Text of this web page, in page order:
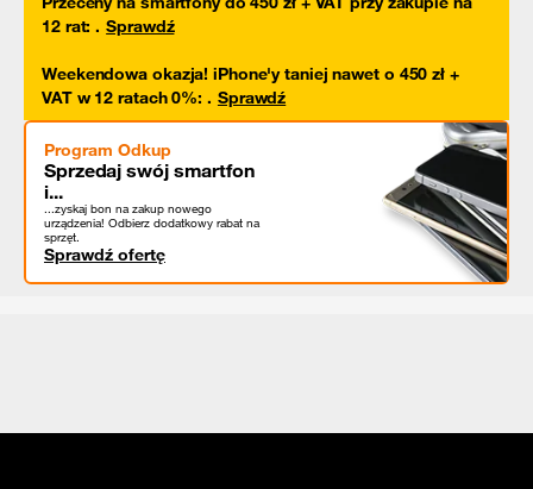
12 rat: . Sprawdź
Weekendowa okazja! iPhone'y taniej nawet o 450 zł +
VAT w 12 ratach 0%: . Sprawdź
Program Odkup
Sprzedaj swój smartfon
i...
...zyskaj bon na zakup nowego
urządzenia! Odbierz dodatkowy rabat na
sprzęt.
Sprawdź ofertę